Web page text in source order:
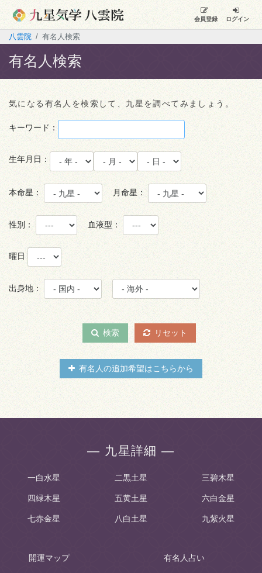
会員登録 ログイン
八雲院 有名人検索
有名人検索
気になる有名人を検索して、九星を調べてみましょう。
キーワード：
生年月日：
本命星： 月命星：
性別： 血液型：
曜日
出身地：
検索 リセット
有名人の追加希望はこちらから
― 九星詳細 ―
一白水星 二黒土星 三碧木星
四緑木星 五黄土星 六白金星
七赤金星 八白土星 九紫火星
開運マップ 有名人占い